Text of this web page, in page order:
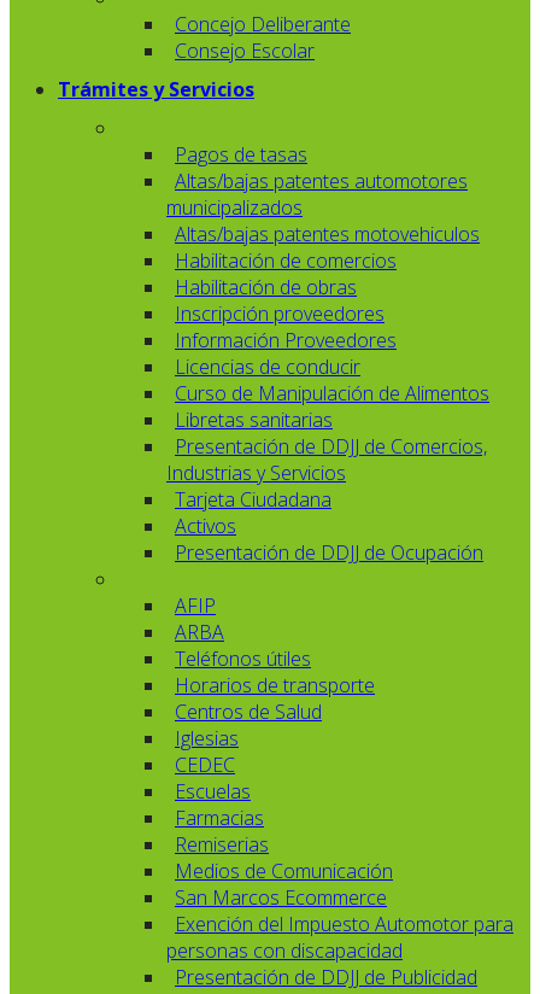
Concejo Deliberante
Consejo Escolar
Trámites y Servicios
Pagos de tasas
Altas/bajas patentes automotores
municipalizados
Altas/bajas patentes motovehiculos
Habilitación de comercios
Habilitación de obras
Inscripción proveedores
Información Proveedores
Licencias de conducir
Curso de Manipulación de Alimentos
Libretas sanitarias
Presentación de DDJJ de Comercios,
Industrias y Servicios
Tarjeta Ciudadana
Activos
Presentación de DDJJ de Ocupación
AFIP
ARBA
Teléfonos útiles
Horarios de transporte
Centros de Salud
Iglesias
CEDEC
Escuelas
Farmacias
Remiserias
Medios de Comunicación
San Marcos Ecommerce
Exención del Impuesto Automotor para
personas con discapacidad
Presentación de DDJJ de Publicidad